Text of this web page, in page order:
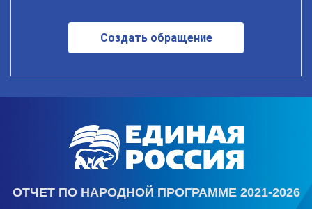
Создать обращение
ОТЧЕТ ПО НАРОДНОЙ ПРОГРАММЕ 2021-2026